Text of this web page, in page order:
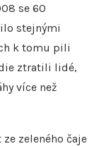
se 60
stejnými
k tomu pili
ztratili lidé,
více než
zeleného čaje